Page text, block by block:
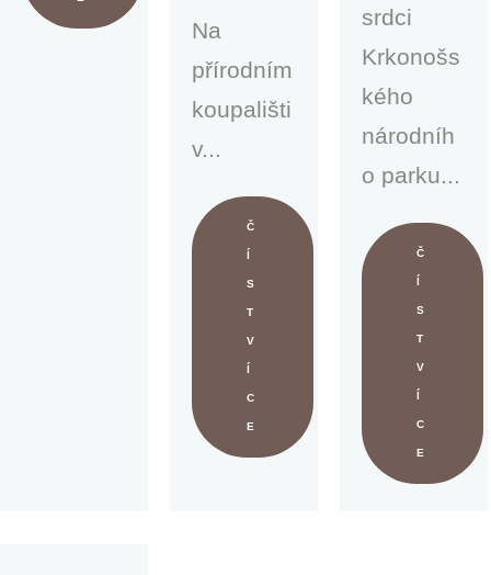
Na
přírodním
koupališti
v...
Č
Í
S
T
V
Í
C
E
srdci
Krkonošs
kého
národníh
o parku...
Č
Í
S
T
V
Í
C
E